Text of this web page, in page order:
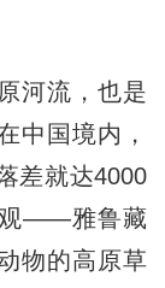
河流，也是
中国境内，
差就达4000
观——雅鲁藏
物的高原草